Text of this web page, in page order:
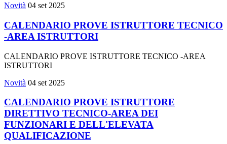
Novità 04 set 2025
CALENDARIO PROVE ISTRUTTORE TECNICO
-AREA ISTRUTTORI
CALENDARIO PROVE ISTRUTTORE TECNICO -AREA
ISTRUTTORI
Novità 04 set 2025
CALENDARIO PROVE ISTRUTTORE
DIRETTIVO TECNICO-AREA DEI
FUNZIONARI E DELL'ELEVATA
QUALIFICAZIONE